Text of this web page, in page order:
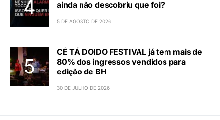
ainda não descobriu que foi?
5 DE AGOSTO DE 2026
CÊ TÁ DOIDO FESTIVAL já tem mais de
80% dos ingressos vendidos para
edição de BH
30 DE JULHO DE 2026